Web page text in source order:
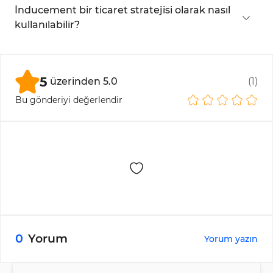
tanımlamasını sağlar.
hareketinin tamamlanmasını bekleyerek uygun
zamanlanmış işlemler için kullanabilir.
İnducement bir ticaret stratejisi olarak nasıl
kullanılabilir?
tamamlanmasını bekleyip ana piyasa trendiyle
uyumlu pozisyonlara girebilirler.
5 üzerinden 5.0 (1)
Bu gönderiyi değerlendir
0 Yorum Yorum yazın